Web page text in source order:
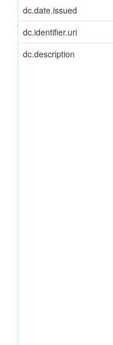
dc.date.issued
dc.identifier.uri
dc.description